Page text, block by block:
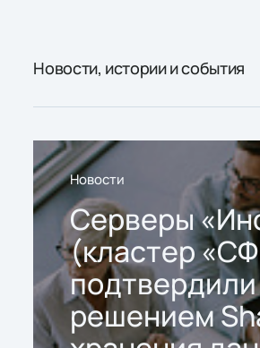
Новости, истории и события
Новости
Серверы
(кластер
решением